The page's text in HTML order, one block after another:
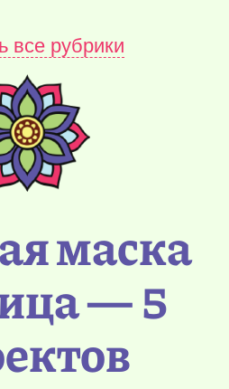
все рубрики
маска
— 5